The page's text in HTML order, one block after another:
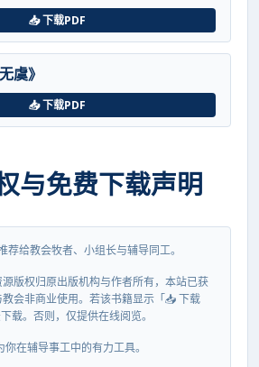
📥 下载PDF
虞》
📥 下载PDF
与免费下载声明
荐给教会牧者、小组长与辅导同工。
源版权归原出版机构与作者所有，本站已获
会非商业使用。若该书籍显示「📥 下载
载。否则，仅提供在线阅览。
在辅导事工中的有力工具。